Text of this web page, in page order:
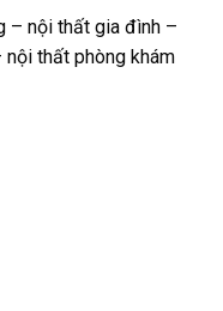
– nội thất gia đình –
thất phòng khám